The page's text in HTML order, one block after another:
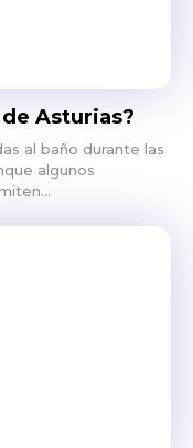
Asturias?
al baño durante las
algunos